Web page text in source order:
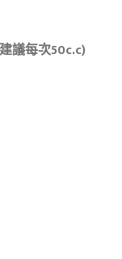
議每次50c.c)​​